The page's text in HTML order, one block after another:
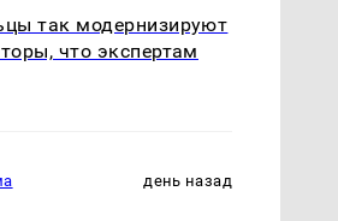
крушение вертолета на
Кавказе: смотреть
так модернизируют
что экспертам
день назад